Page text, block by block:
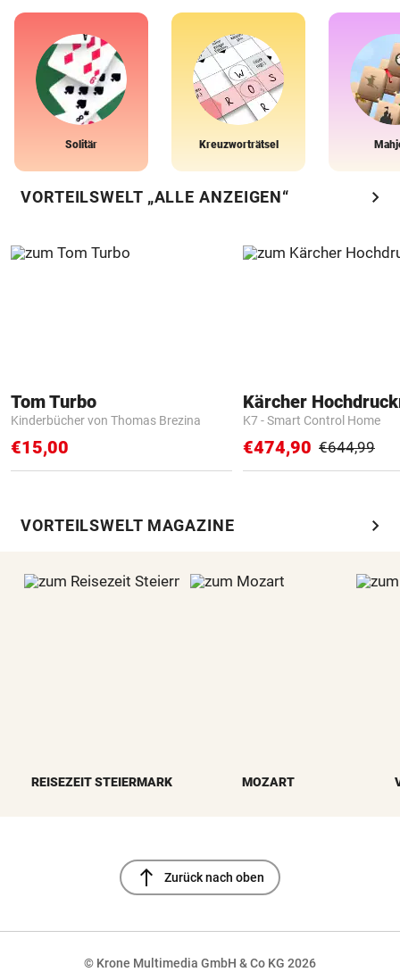
Solitär Kreuzworträtsel
VORTEILSWELT „ALLE ANZEIGEN“ chevron_right
Tom Turbo
Kinderbücher von Thomas Brezina
€15,00
Kärcher
K7 - Smart Control Home
€474,90 €644,99
VORTEILSWELT MAGAZINE chevron_right
REISEZEIT STEIERMARK MOZART
north Zurück nach oben
© Krone Multimedia GmbH & Co KG 2026